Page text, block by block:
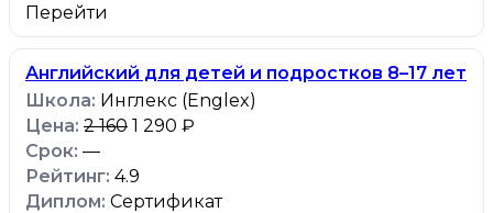
Перейти
Английский для детей и подростков 8–17 лет
Инглекс (Englex)
2 160 1 290 ₽
—
4.9
Сертификат